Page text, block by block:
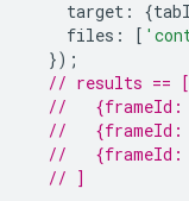
target : {
files : [
});
// results == [
//
//   {frameId:
//   {frameId:
// ]